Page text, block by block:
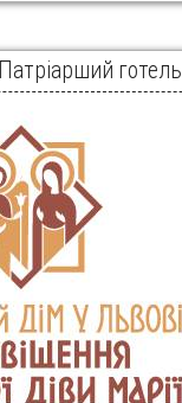
Патріарший готель